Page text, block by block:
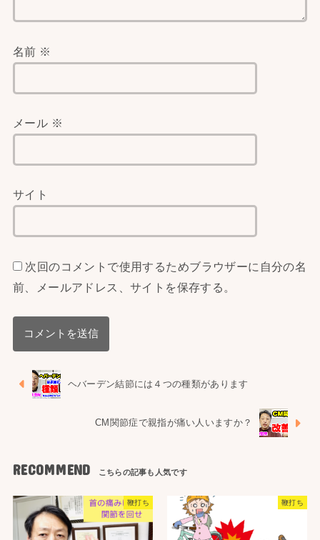
名前 ※
メール ※
サイト
次回のコメントで使用するためブラウザーに自分の名
前、メールアドレス、サイトを保存する。
ヘバーデン結節には４つの種類があります
CM関節症で親指が痛い人いますか？
RECOMMEND
鞭打ち 鞭打ち